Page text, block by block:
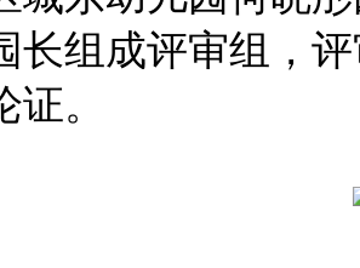
长组成评审组，
证。